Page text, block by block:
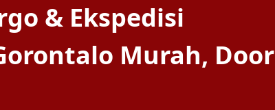
& Ekspedisi
Murah, Door